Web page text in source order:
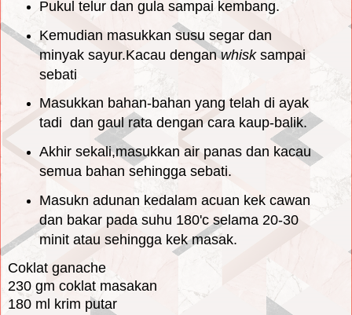
Pukul telur dan gula sampai kembang.
Kemudian masukkan susu segar dan
minyak sayur.Kacau denganwhisk sampai
sebati
Masukkan bahan-bahan yang telah di ayak
tadi dan gaul rata dengan cara kaup-balik.
Akhir sekali,masukkan air panas dan kacau
semua bahan sehingga sebati.
Masukn adunan kedalam acuan kek cawan
dan bakar pada suhu 180'c selama 20-30
minit atau sehingga kek masak.
Coklat ganache
230 gm coklat masakan
180 ml krim putar